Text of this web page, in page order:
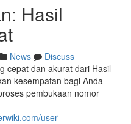
Hasil
News
Discuss
cepat dan akurat dari Hasil
kesempatan bagi Anda
pembukaan nomor
user